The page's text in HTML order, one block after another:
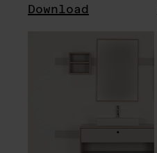
Download